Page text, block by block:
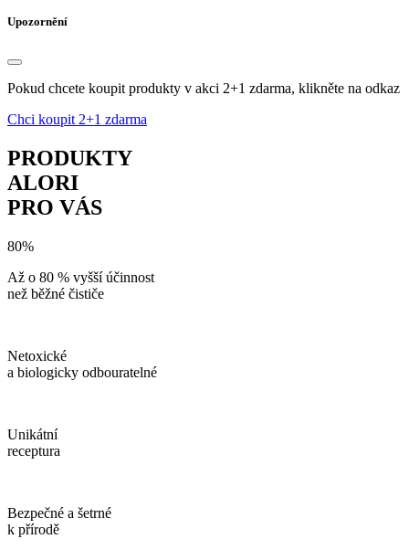
Upozornění
Pokud chcete koupit produkty v akci 2+1 zdarma, klikněte na odkaz
Chci koupit 2+1 zdarma
PRODUKTY
ALORI
PRO VÁS
80%
Až o 80 % vyšší účinnost
než běžné čističe
Netoxické
a biologicky odbouratelné
Unikátní
receptura
Bezpečné a šetrné
k přírodě